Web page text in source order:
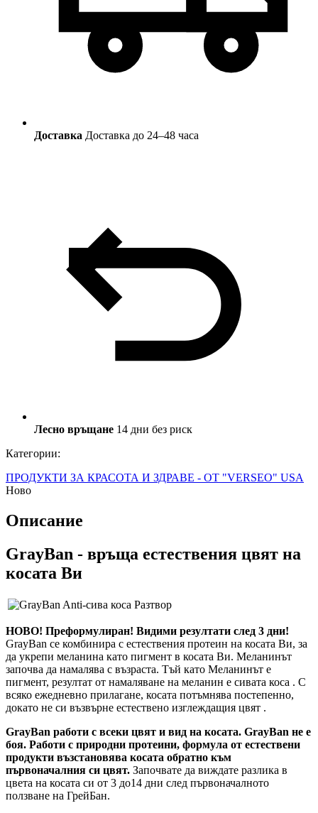
Доставка Доставка до 24–48 часа
Лесно връщане 14 дни без риск
Категории:
ПРОДУКТИ ЗА КРАСОТА И ЗДРАВЕ - ОТ "VERSEO" USA
Ново
Описание
GrayBan - връща естествения цвят на
косата Ви
НОВО! Преформулиран! Видими резултати след 3 дни!
GrayBan се комбинира с естествения протеин на косата Ви, за
да укрепи меланина като пигмент в косата Ви. Меланинът
започва да намалява с възраста. Тъй като Меланинът е
пигмент, резултат от намаляване на меланин е сивата коса . С
всяко ежедневно прилагане, косата потъмнява постепенно,
докато не си възвърне естествено изглеждащия цвят .
GrayBan работи с всеки цвят и вид на косата. GrayBan не е
боя. Работи с природни протеини, формула от естествени
продукти възстановява косата обратно към
първоначалния си цвят. Започвате да виждате разлика в
цвета на косата си от 3 до14 дни след първоначалното
ползване на ГрейБан.